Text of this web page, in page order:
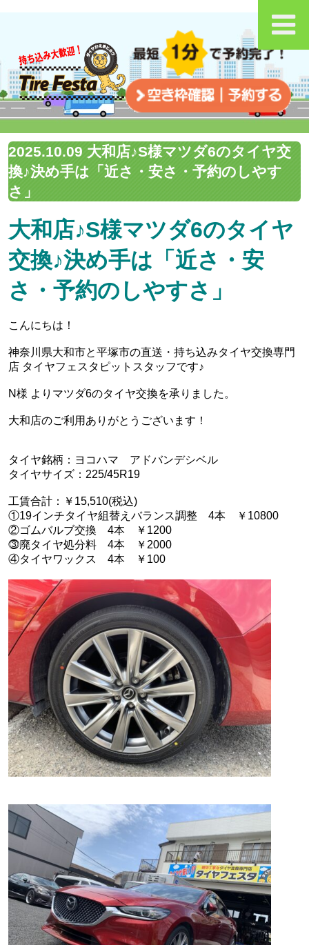
2025.10.09 大和店♪S様マツダ6のタイヤ交
換♪決め手は「近さ・安さ・予約のしやす
さ」
大和店♪S様マツダ6のタイヤ
交換♪決め手は「近さ・安
さ・予約のしやすさ」
こんにちは！
神奈川県大和市と平塚市の直送・‪‎持ち込みタイヤ交換専門
店‬ タイヤフェスタピットスタッフです♪
N様 よりマツダ6のタイヤ交換を承りました。
大和店のご利用ありがとうございます！
タイヤ銘柄：ヨコハマ アドバンデシベル
タイヤサイズ：225/45R19
工賃合計：￥15,510(税込)
①19インチタイヤ組替えバランス調整 4本 ￥10800
②ゴムバルブ交換 4本 ￥1200
⓷廃タイヤ処分料 4本 ￥2000
④タイヤワックス 4本 ￥100